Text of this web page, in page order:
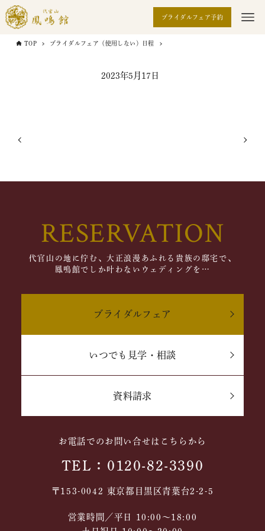
ブライダルフェア予約
TOP ブライダルフェア（使用しない）日程
2023年5月17日
RESERVATION
代官山の地に佇む、大正浪漫あふれる貴族の邸宅で、
鳳鳴館でしか叶わないウェディングを…
ブライダルフェア
いつでも見学・相談
資料請求
お電話でのお問い合せはこちらから
TEL：0120-82-3390
〒153-0042 東京都目黒区青葉台2-2-5
営業時間／平日 10:00～18:00